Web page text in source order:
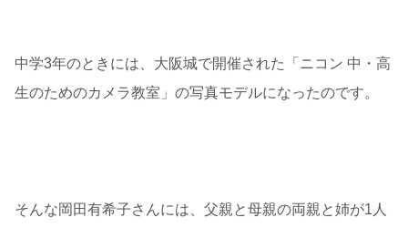
中学3年のときには、大阪城で開催された「ニコン 中・高
生のためのカメラ教室」の写真モデルになったのです。
そんな岡田有希子さんには、父親と母親の両親と姉が1人